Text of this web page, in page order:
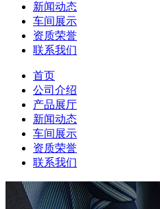
新闻动态
车间展示
资质荣誉
联系我们
首页
公司介绍
产品展厅
新闻动态
车间展示
资质荣誉
联系我们